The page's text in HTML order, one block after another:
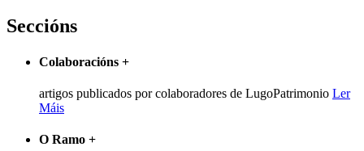
Seccións
Colaboracións +
artigos publicados por colaboradores de LugoPatrimonio Ler
Máis
O Ramo +